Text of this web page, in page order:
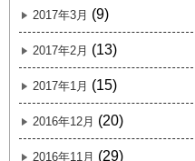
2017年3月 (9)
2017年2月 (13)
2017年1月 (15)
2016年12月 (20)
2016年11月 (29)